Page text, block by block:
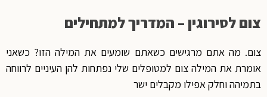
צום לסירוגין – המדריך למתחילים
צום. מה אתם מרגישים כשאתם שומעים את המילה הזו? כשאני
אומרת את המילה צום למטופלים שלי נפתחות להן העיניים לרווחה
בתמיהה וחלק אפילו מקבלים ישר